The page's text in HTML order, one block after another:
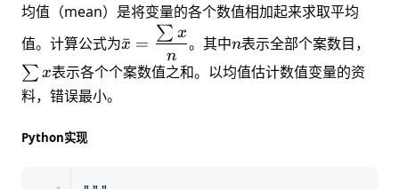
均值（mean）是将变量的各个数值相加起来求取平均
值。计算公式为\bar{x}=\dfrac{\sum{x}}
{n}
x
ˉ =
n
∑ x
。其中n表示全部个案数目，
∑ x表示各个个案数值之和。以均值估计数值变量的资
料，错误最小。
Python实现